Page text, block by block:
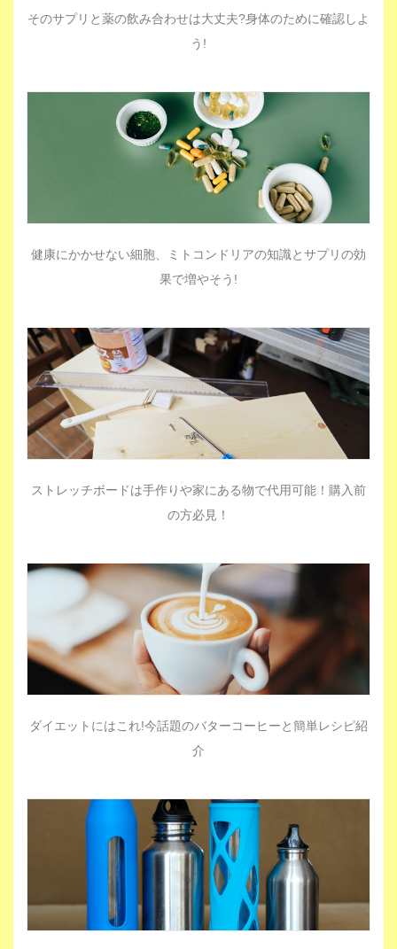
そのサプリと薬の飲み合わせは大丈夫?身体のために確認しよ
う!
健康にかかせない細胞、ミトコンドリアの知識とサプリの効
果で増やそう!
ストレッチボードは手作りや家にある物で代用可能！購入前
の方必見！
ダイエットにはこれ!今話題のバターコーヒーと簡単レシピ紹
介